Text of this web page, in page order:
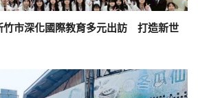
竹市深化國際教育多元出訪 打造新世